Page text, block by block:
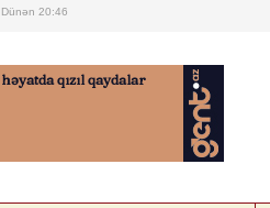
Dünən 20:46